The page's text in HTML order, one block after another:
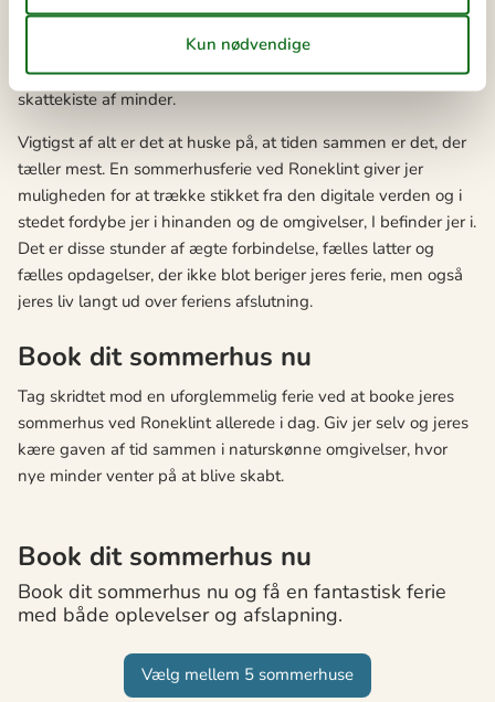
Disse enkle, men betydningsfulde aktiviteter, som at samle
sten på stranden eller finde skjulte stier gennem skoven,
bliver værdifulde oplevelser, der bidrager til familiens fælles
skattekiste af minder.
Vigtigst af alt er det at huske på, at tiden sammen er det, der
tæller mest. En sommerhusferie ved Roneklint giver jer
muligheden for at trække stikket fra den digitale verden og i
stedet fordybe jer i hinanden og de omgivelser, I befinder jer i.
Det er disse stunder af ægte forbindelse, fælles latter og
fælles opdagelser, der ikke blot beriger jeres ferie, men også
jeres liv langt ud over feriens afslutning.
Book dit sommerhus nu
Tag skridtet mod en uforglemmelig ferie ved at booke jeres
sommerhus ved Roneklint allerede i dag. Giv jer selv og jeres
kære gaven af tid sammen i naturskønne omgivelser, hvor
nye minder venter på at blive skabt.
Book dit sommerhus nu
Book dit sommerhus nu og få en fantastisk ferie
med både oplevelser og afslapning.
Vælg mellem 5 sommerhuse